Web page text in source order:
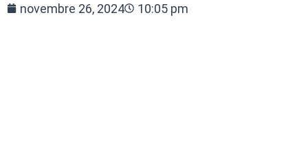
novembre 26, 2024 10:05 pm